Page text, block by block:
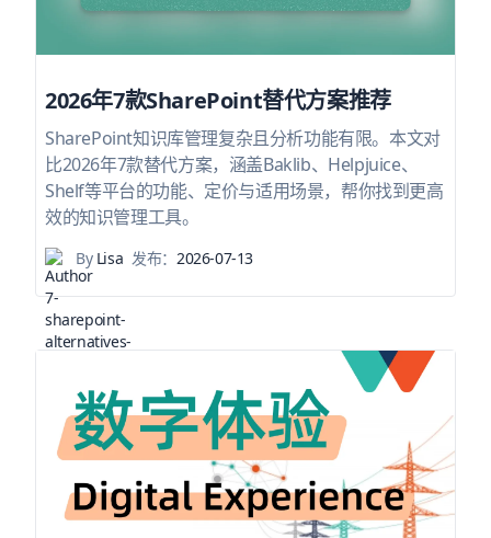
2026年7款SharePoint替代方案推荐
SharePoint知识库管理复杂且分析功能有限。本文对
比2026年7款替代方案，涵盖Baklib、Helpjuice、
Shelf等平台的功能、定价与适用场景，帮你找到更高
效的知识管理工具。
ByLisa 发布：2026-07-13